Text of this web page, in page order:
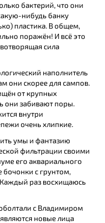
бактерий, что они
нибудь банку
пластика. В общем,
поражён! И всё это
сила
наполнитель
они скорее для сампов.
от крупных
они забивают поры.
внутри
очень хлипкие.
умы и фантазию
фильтрации своими
его аквариального
с грунтом,
раз восхищаюсь
с Владимиром
новые лица